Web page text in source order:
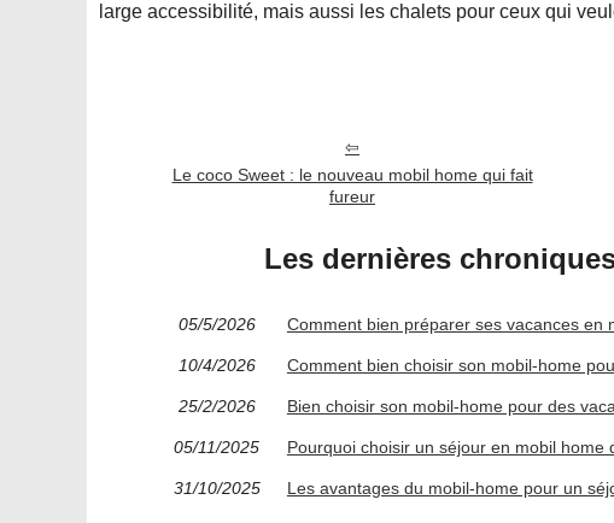
large accessibilité, mais aussi les chalets pour ceux qui
Le coco Sweet : le nouveau mobil home qui fait
fureur
Les dernières
05/5/2026 Comment bien préparer ses vacances en
10/4/2026 Comment bien choisir son mobil-home
25/2/2026 Bien choisir son mobil-home pour des
05/11/2025 Pourquoi choisir un séjour en mobil home
31/10/2025 Les avantages du mobil-home pour un